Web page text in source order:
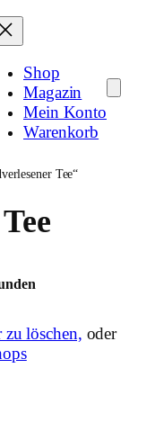
Shop
Magazin
Mein Konto
Warenkorb
Tee“
zu löschen, oder